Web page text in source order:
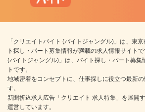
「クリエイトバイト (バイトジャングル)」は、東
ト探し・パート募集情報が満載の求人情報サイト
(バイトジャングル)」は、バイト探し・パート募集
トです。
地域密着をコンセプトに、仕事探しに役立つ最新
す。
新聞折込求人広告「クリエイト 求人特集」を展開
運営しています。